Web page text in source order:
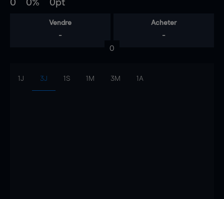
0 0% 0pt
Vendre
-
Acheter
-
0
1J 3J 1S 1M 3M 1A